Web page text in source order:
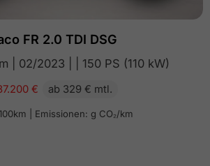
FR 2.0 TDI DSG
| 02/2023 | | 150 PS (110 kW)
€ ab 329 € mtl.
| Emissionen: g CO₂/km